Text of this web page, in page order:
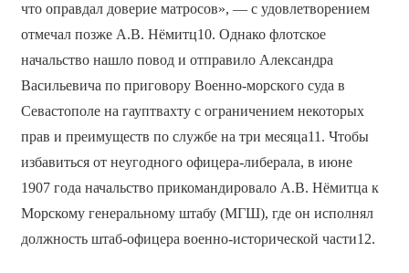
что оправдал доверие матросов», — с удовлетворением
отмечал позже А.В. Нёмитц10. Однако флотское
начальство нашло повод и отправило Александра
Васильевича по приговору Военно-морского суда в
Севастополе на гауптвахту с ограничением некоторых
прав и преимуществ по службе на три месяца11. Чтобы
избавиться от неугодного офицера-либерала, в июне
1907 года начальство прикомандировало А.В. Нёмитца к
Морскому генеральному штабу (МГШ), где он исполнял
должность штаб-офицера военно-исторической части12.